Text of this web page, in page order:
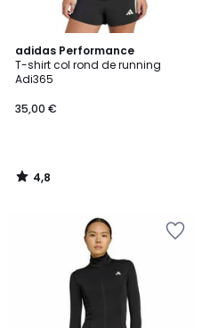
adidas Performance
T-shirt col rond de running
Adi365
35,00 €
4,8
/ 5
4,8
/